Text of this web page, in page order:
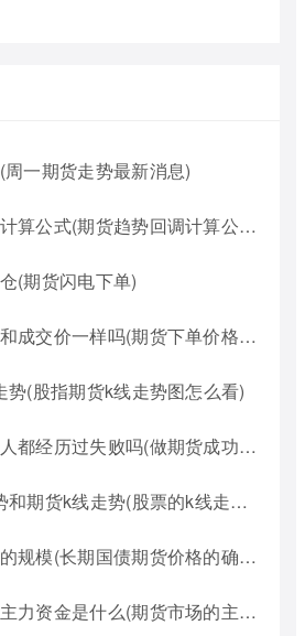
一期货走势最新消息)
公式(期货趋势回调计算公式是什么)
(期货闪电下单)
交价一样吗(期货下单价格哪个好?)
势(股指期货k线走势图怎么看)
失败吗(做期货成功的人都经历过失败吗为什么)
走势(股票的k线走势和期货k线走势一样吗)
规模(长期国债期货价格的确定)
是什么(期货市场的主力资金都是什么样的)